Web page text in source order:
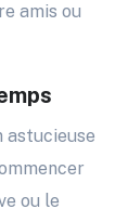
amis ou
astucieuse
ou le